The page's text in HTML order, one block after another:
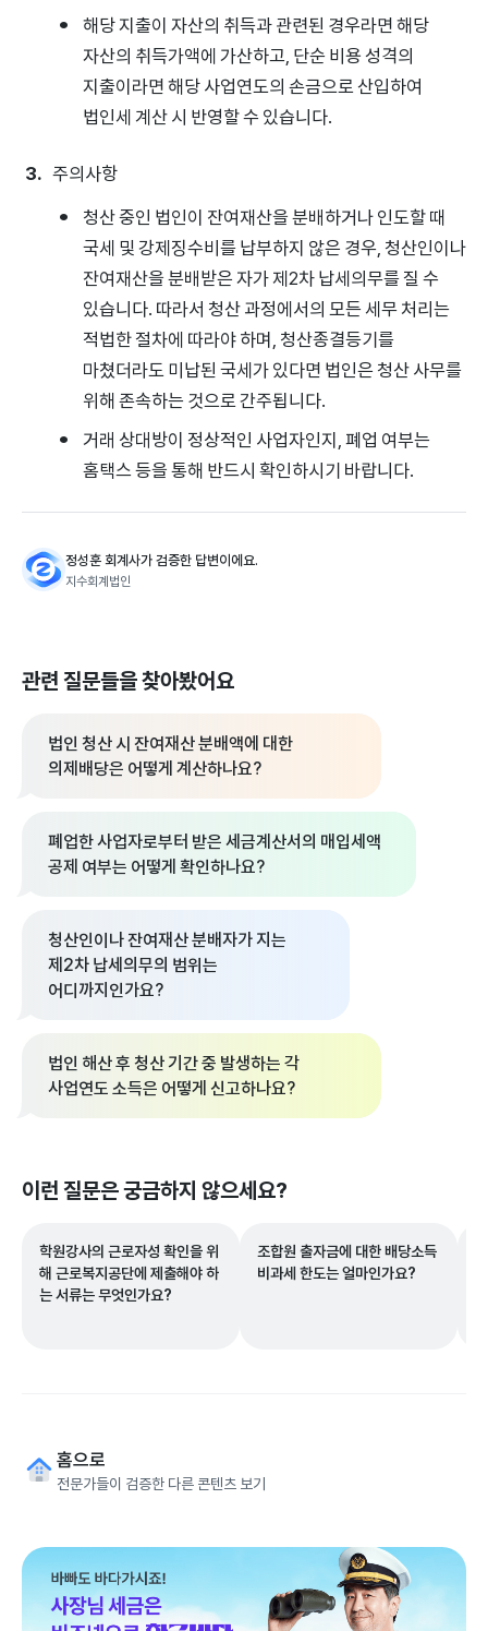
해당 지출이 자산의 취득과 관련된 경우라면 해당
자산의 취득가액에 가산하고, 단순 비용 성격의
지출이라면 해당 사업연도의 손금으로 산입하여
법인세 계산 시 반영할 수 있습니다.
주의사항
청산 중인 법인이 잔여재산을 분배하거나 인도할 때
국세 및 강제징수비를 납부하지 않은 경우, 청산인이나
잔여재산을 분배받은 자가 제2차 납세의무를 질 수
있습니다. 따라서 청산 과정에서의 모든 세무 처리는
적법한 절차에 따라야 하며, 청산종결등기를
마쳤더라도 미납된 국세가 있다면 법인은 청산 사무를
위해 존속하는 것으로 간주됩니다.
거래 상대방이 정상적인 사업자인지, 폐업 여부는
홈택스 등을 통해 반드시 확인하시기 바랍니다.
정성훈 회계사가 검증한 답변이에요.
지수회계법인
관련 질문들을 찾아봤어요
법인 청산 시 잔여재산 분배액에 대한
의제배당은 어떻게 계산하나요?
폐업한 사업자로부터 받은 세금계산서의 매입세액
공제 여부는 어떻게 확인하나요?
청산인이나 잔여재산 분배자가 지는
제2차 납세의무의 범위는
어디까지인가요?
법인 해산 후 청산 기간 중 발생하는 각
사업연도 소득은 어떻게 신고하나요?
이런 질문은 궁금하지 않으세요?
학원강사의 근로자성 확인을 위
해 근로복지공단에 제출해야 하
는 서류는 무엇인가요?
조합원 출자금에 대한 배당소득
비과세 한도는 얼마인가요?
홈으로
전문가들이 검증한 다른 콘텐츠 보기